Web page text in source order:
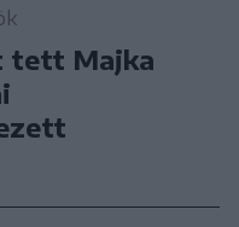
tett Majka